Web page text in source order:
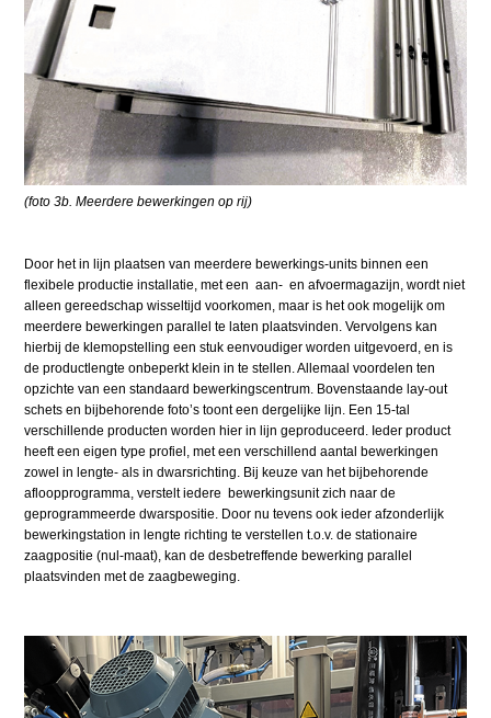
(foto 3b. Meerdere bewerkingen op rij)
Door het in lijn plaatsen van meerdere bewerkings-units binnen een
flexibele productie installatie, met een aan- en afvoermagazijn, wordt niet
alleen gereedschap wisseltijd voorkomen, maar is het ook mogelijk om
meerdere bewerkingen parallel te laten plaatsvinden. Vervolgens kan
hierbij de klemopstelling een stuk eenvoudiger worden uitgevoerd, en is
de productlengte onbeperkt klein in te stellen. Allemaal voordelen ten
opzichte van een standaard bewerkingscentrum. Bovenstaande lay-out
schets en bijbehorende foto’s toont een dergelijke lijn. Een 15-tal
verschillende producten worden hier in lijn geproduceerd. Ieder product
heeft een eigen type profiel, met een verschillend aantal bewerkingen
zowel in lengte- als in dwarsrichting. Bij keuze van het bijbehorende
afloopprogramma, verstelt iedere bewerkingsunit zich naar de
geprogrammeerde dwarspositie. Door nu tevens ook ieder afzonderlijk
bewerkingstation in lengte richting te verstellen t.o.v. de stationaire
zaagpositie (nul-maat), kan de desbetreffende bewerking parallel
plaatsvinden met de zaagbeweging.